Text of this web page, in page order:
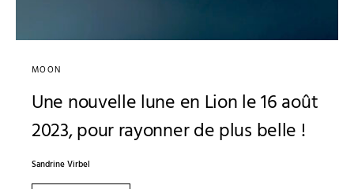
MOON
Une nouvelle lune en Lion le 16 août
2023, pour rayonner de plus belle !
Sandrine Virbel